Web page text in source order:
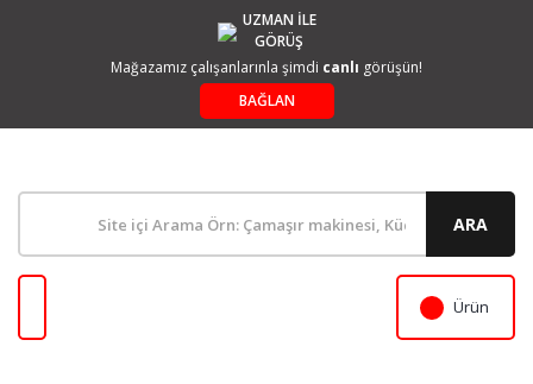
UZMAN İLE
GÖRÜŞ
Mağazamız çalışanlarınla şimdi canlı görüşün!
BAĞLAN
ARA
Ürün